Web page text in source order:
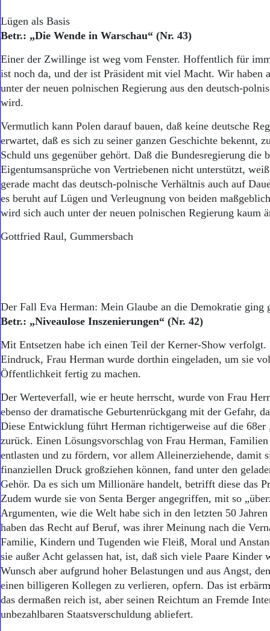
Lügen als Basis
Betr.: „Die Wende in Warschau“ (Nr. 43)
Einer der Zwillinge ist weg vom Fenster. Hoffentlich für
ist noch da, und der ist Präsident mit viel Macht. Wir haben
unter der neuen polnischen Regierung aus den deutsch-
wird.
Vermutlich kann Polen darauf bauen, daß keine deutsche
erwartet, daß es sich zu seiner ganzen Geschichte bekennt,
Schuld uns gegenüber gehört. Daß die Bundesregierung die
Eigentumsansprüche von Vertriebenen nicht unterstützt,
gerade macht das deutsch-polnische Verhältnis auch auf
es beruht auf Lügen und Verleugnung von beiden
wird sich auch unter der neuen polnischen Regierung
Gottfried Raul, Gummersbach
Der Fall Eva Herman: Mein Glaube an die Demokratie ging
Betr.: „Niveaulose Inszenierungen“ (Nr. 42)
Mit Entsetzen habe ich einen Teil der Kerner-Show verfolgt.
Eindruck, Frau Herman wurde dorthin eingeladen, um sie
Öffentlichkeit fertig zu machen.
Der Werteverfall, wie er heute herrscht, wurde von Frau
ebenso der dramatische Geburtenrückgang mit der Gefahr,
Diese Entwicklung führt Herman richtigerweise auf die 68er
zurück. Einen Lösungsvorschlag von Frau Herman,
entlasten und zu fördern, vor allem Alleinerziehende, damit
finanziellen Druck großziehen können, fand unter den
Gehör. Da es sich um Millionäre handelt, betrifft diese das
Zudem wurde sie von Senta Berger angegriffen, mit so
Argumenten, wie die Welt habe sich in den letzten 50
haben das Recht auf Beruf, was ihrer Meinung nach die
Familie, Kindern und Tugenden wie Fleiß, Moral und
sie außer Acht gelassen hat, ist, daß sich viele Paare Kinder
Wunsch aber aufgrund hoher Belastungen und aus Angst,
einen billigeren Kollegen zu verlieren, opfern. Das ist
das dermaßen reich ist, aber seinen Reichtum an Fremde
unbezahlbaren Staatsverschuldung abliefert.